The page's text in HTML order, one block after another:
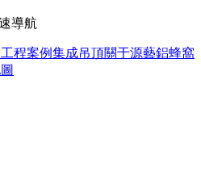
導航
工程案例集成吊頂關于源藝鋁蜂窩